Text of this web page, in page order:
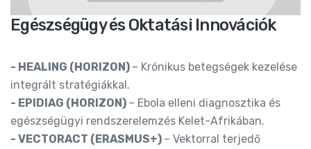
Egészségügy és Oktatási Innovációk
- HEALING (HORIZON) – Krónikus betegségek kezelése
integrált stratégiákkal.
- EPIDIAG (HORIZON) – Ebola elleni diagnosztika és
egészségügyi rendszerelemzés Kelet-Afrikában.
- VECTORACT (ERASMUS+) – Vektorral terjedő